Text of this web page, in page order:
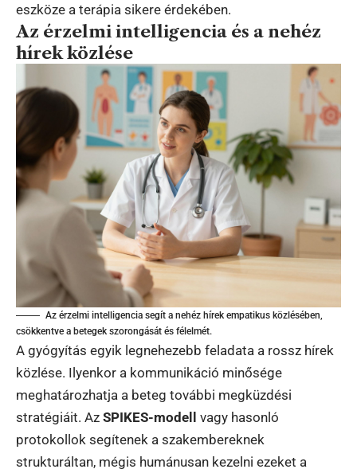
eszköze a terápia sikere érdekében.
Az érzelmi intelligencia és a nehéz
hírek közlése
Az érzelmi intelligencia segít a nehéz hírek empatikus közlésében,
csökkentve a betegek szorongását és félelmét.
A gyógyítás egyik legnehezebb feladata a rossz hírek
közlése. Ilyenkor a kommunikáció minősége
meghatározhatja a beteg további megküzdési
stratégiáit. Az SPIKES-modell vagy hasonló
protokollok segítenek a szakembereknek
strukturáltan, mégis humánusan kezelni ezeket a